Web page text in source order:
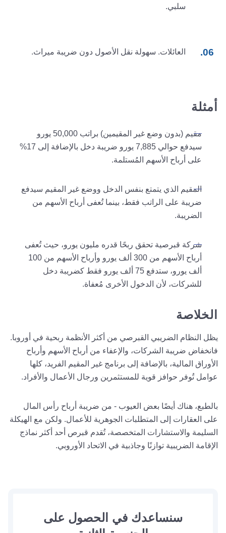
سلبي.
العائلات. سهولة نقل الأصول دون ضريبة ميراث.
أمثلة
مقيم (بدون وضع غير المقيمين) براتب 50,000 يورو
سيدفع حوالي 7,885 يورو ضريبة دخل بالإضافة إلى 17%
على أرباح الأسهم المُستلمة.
المقيم الذي يتمتع بنفس الدخل ووضع غير المقيم سيدفع
ضريبة على الراتب فقط، بينما تُعفى أرباح الأسهم من
الضريبة.
شركة قبرصية تحقق ربحًا قدره مليون يورو، حيث تُعفى
أرباح الأسهم من 300 ألف يورو وأرباح الأسهم من 100
ألف يورو، ستدفع 75 ألف يورو فقط كضريبة دخل
للشركات، لأن الدخول الأخرى مُعفاة.
الخلاصة
يظل النظام الضريبي القبرصي من أكثر الأنظمة ربحية في أوروبا.
فانخفاض ضريبة الشركات، والإعفاء من أرباح الأسهم وأرباح
الأوراق المالية، بالإضافة إلى برنامج غير المقيم الفريد، كلها
عوامل تُوفر حوافز قوية للمستثمرين ورجال الأعمال والأفراد.
بالطبع، هناك أيضًا بعض العيوب - من ضريبة أرباح رأس المال
على العقارات إلى المتطلبات الجوهرية للأعمال. ولكن مع الهيكلة
السليمة والاستشارات المتخصصة، تُقدم قبرص أحد أكثر نماذج
الإقامة الضريبية توازنًا وجاذبية في الاتحاد الأوروبي.
سنساعدك في الحصول على